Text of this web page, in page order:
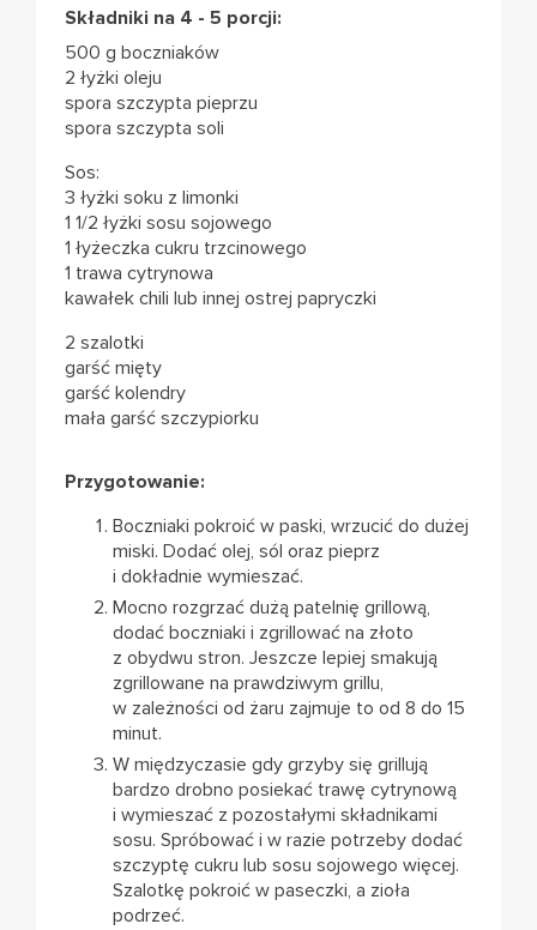
Składniki na 4 - 5 porcji:
500 g boczniaków
2 łyżki oleju
spora szczypta pieprzu
spora szczypta soli
Sos:
3 łyżki soku z limonki
1 1/2 łyżki sosu sojowego
1 łyżeczka cukru trzcinowego
1 trawa cytrynowa
kawałek chili lub innej ostrej papryczki
2 szalotki
garść mięty
garść kolendry
mała garść szczypiorku
Przygotowanie:
Boczniaki pokroić w paski, wrzucić do dużej
miski. Dodać olej, sól oraz pieprz
i dokładnie wymieszać.
Mocno rozgrzać dużą patelnię grillową,
dodać boczniaki i zgrillować na złoto
z obydwu stron. Jeszcze lepiej smakują
zgrillowane na prawdziwym grillu,
w zależności od żaru zajmuje to od 8 do 15
minut.
W międzyczasie gdy grzyby się grillują
bardzo drobno posiekać trawę cytrynową
i wymieszać z pozostałymi składnikami
sosu. Spróbować i w razie potrzeby dodać
szczyptę cukru lub sosu sojowego więcej.
Szalotkę pokroić w paseczki, a zioła
podrzeć.